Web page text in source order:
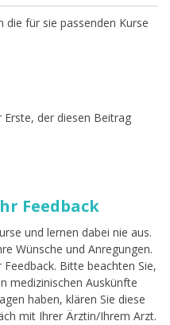
die für sie passenden Kurse
Erste, der diesen Beitrag
Feedback
und lernen dabei nie aus.
Wünsche und Anregungen.
Bitte beachten Sie,
medizinischen Auskünfte
haben, klären Sie diese
mit Ihrer Ärztin/Ihrem Arzt.